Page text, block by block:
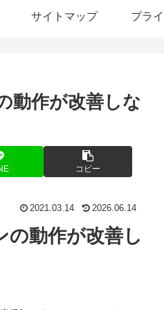
サイトマップ プラ
動作が改善しな
コピー
2021.03.14 2026.06.14
の動作が改善し